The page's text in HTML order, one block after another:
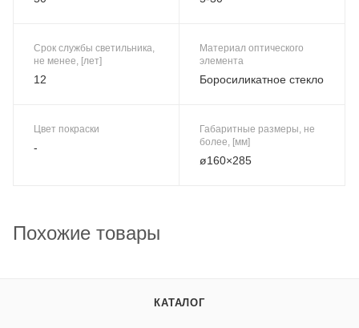
Срок службы светильника,
не менее, [лет]
12
Материал оптического
элемента
Боросиликатное стекло
Цвет покраски
-
Габаритные размеры, не
более, [мм]
ø160×285
Похожие товары
КАТАЛОГ